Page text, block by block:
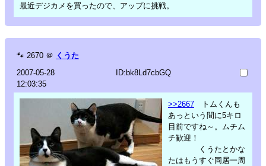
最近デジカメを買ったので、アップに挑戦。
🐾 2670 ＠ くうた
2007-05-28
12:03:35
ID:bk8Ld7cbGQ
>>2667 トムくんも
あっという間に5キロ
目前ですね～。ムチム
チ歓迎！
くうたとかな
たはもうすぐ同居一周